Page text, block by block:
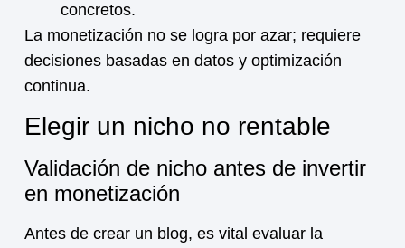
concretos.
La monetización no se logra por azar; requiere
decisiones basadas en datos y optimización
continua.
Elegir un nicho no rentable
Validación de nicho antes de invertir
en monetización
Antes de crear un blog, es vital evaluar la